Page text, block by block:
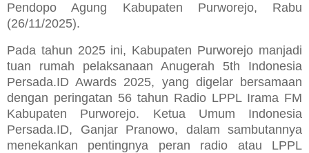
Pendopo Agung Kabupaten Purworejo, Rabu
(26/11/2025).
Pada tahun 2025 ini, Kabupaten Purworejo manjadi
tuan rumah pelaksanaan Anugerah 5th Indonesia
Persada.ID Awards 2025, yang digelar bersamaan
dengan peringatan 56 tahun Radio LPPL Irama FM
Kabupaten Purworejo. Ketua Umum Indonesia
Persada.ID, Ganjar Pranowo, dalam sambutannya
menekankan pentingnya peran radio atau LPPL